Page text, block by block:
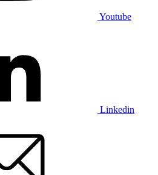
Youtube
Linkedin